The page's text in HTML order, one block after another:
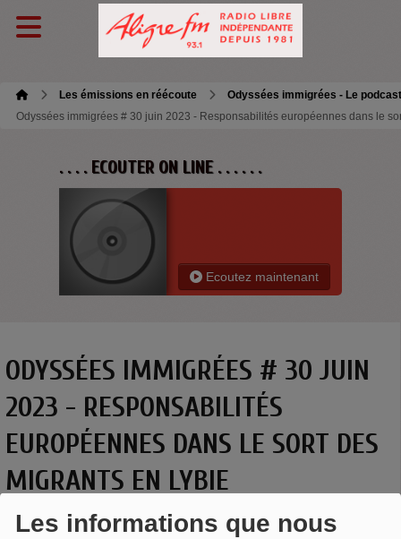
Les informations que nous
Les émissions en réécoute
Odyssées immigrées - Le podcast
Odyssées immigrées # 30 juin 2023 - Responsabilités européennes dans le
. . . . ECOUTER ON LINE . . . . . .
Ecoutez maintenant
ODYSSÉES IMMIGRÉES # 30 JUIN
2023 - RESPONSABILITÉS
EUROPÉENNES DANS LE SORT DES
MIGRANTS EN LYBIE